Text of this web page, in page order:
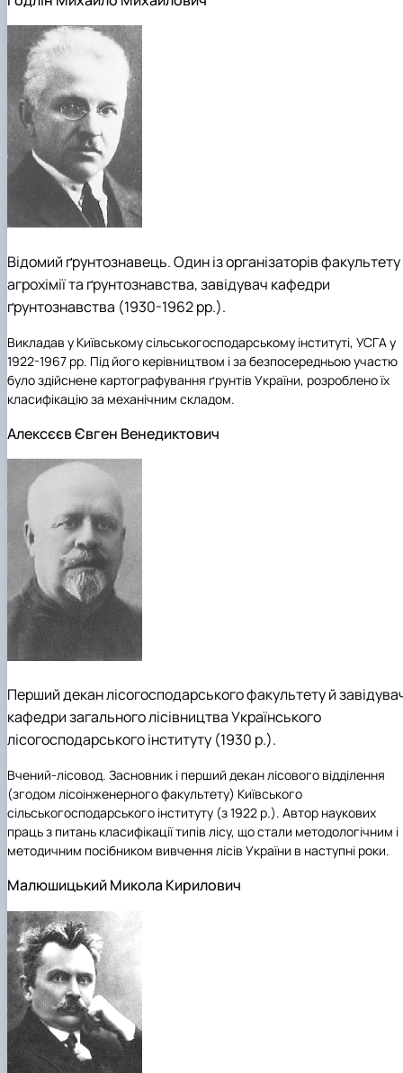
Відомий ґрунтознавець. Один із організаторів факультету
агрохімії та ґрунтознавства, завідувач кафедри
ґрунтознавства (1930-1962 рр.).
Викладав у Київському сільськогосподарському інституті, УСГА у
1922-1967 рр. Під його керівництвом і за безпосередньою участю
було здійснене картографування ґрунтів України, розроблено їх
класифікацію за механічним складом.
Алексєєв Євген Венедиктович
Перший декан лісогосподарського факультету й
кафедри загального лісівництва Українського
лісогосподарського інституту (1930 р.).
Вчений-лісовод. Засновник і перший декан лісового відділення
(згодом лісоінженерного факультету) Київського
сільськогосподарського інституту (з 1922 р.). Автор наукових
праць з питань класифікації типів лісу, що стали методологічним і
методичним посібником вивчення лісів України в наступні роки.
Малюшицький Микола Кирилович